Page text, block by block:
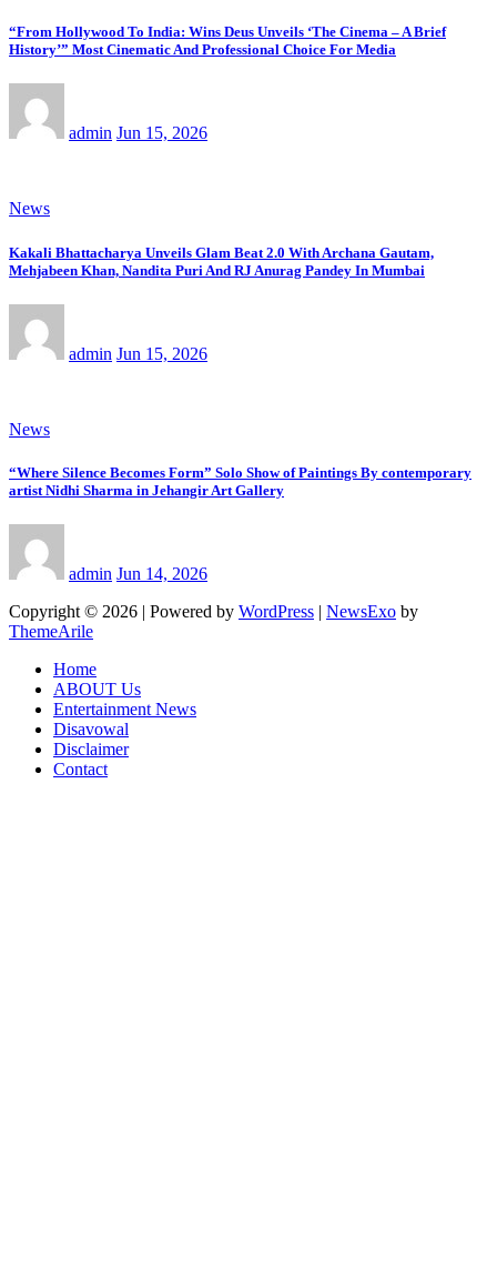
“From Hollywood To India: Wins Deus Unveils ‘The Cinema – A Brief
History’” Most Cinematic And Professional Choice For Media
admin Jun 15, 2026
News
Kakali Bhattacharya Unveils Glam Beat 2.0 With Archana Gautam,
Mehjabeen Khan, Nandita Puri And RJ Anurag Pandey In Mumbai
admin Jun 15, 2026
News
“Where Silence Becomes Form” Solo Show of Paintings By contemporary
artist Nidhi Sharma in Jehangir Art Gallery
admin Jun 14, 2026
Copyright © 2026 | Powered by WordPress | NewsExo by
ThemeArile
Home
ABOUT Us
Entertainment News
Disavowal
Disclaimer
Contact